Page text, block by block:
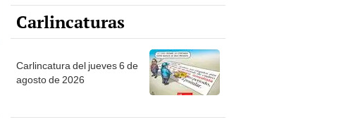
1.000 vistas
Carlincaturas
Carlincatura del jueves 6 de
agosto de 2026